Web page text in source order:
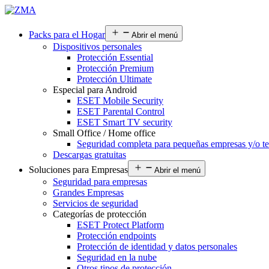
Packs para el Hogar Abrir el menú
Dispositivos personales
Protección Essential
Protección Premium
Protección Ultimate
Especial para Android
ESET Mobile Security
ESET Parental Control
ESET Smart TV security
Small Office / Home office
Seguridad completa para pequeñas empresas y/o
Descargas gratuitas
Soluciones para Empresas
Abrir el menú
Seguridad para empresas
Grandes Empresas
Servicios de seguridad
Categorías de protección
ESET Protect Platform
Protección endpoints
Protección de identidad y datos personales
Seguridad en la nube